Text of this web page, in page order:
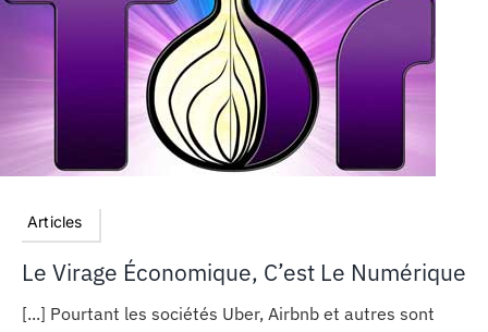
Articles
Le Virage Économique, C’est Le Numérique
[...] Pourtant les sociétés Uber, Airbnb et autres sont